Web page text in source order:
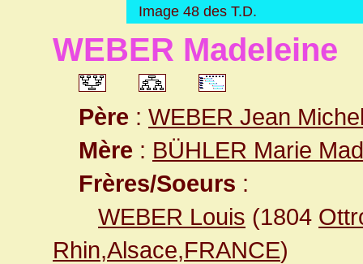
Image 48 des T.D.
WEBER Madeleine
Père : WEBER Jean
Mère : BÜHLER Marie
Frères/Soeurs :
WEBER Louis (1804
Rhin,Alsace,FRANCE)